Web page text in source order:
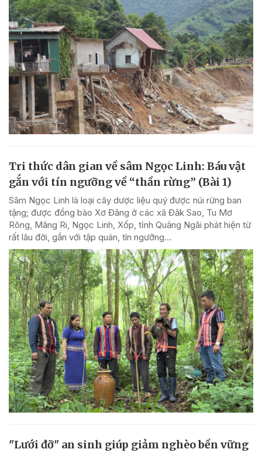
Tri thức dân gian về sâm Ngọc Linh: Báu vật
gắn với tín ngưỡng về “thần rừng” (Bài 1)
Sâm Ngọc Linh là loại cây dược liệu quý được núi rừng ban
tặng; được đồng bào Xơ Đăng ở các xã Đăk Sao, Tu Mơ
Rông, Măng Ri, Ngọc Linh, Xốp, tỉnh Quảng Ngãi phát hiện từ
rất lâu đời, gắn với tập quán, tín ngưỡng...
"Lưới đỡ" an sinh giúp giảm nghèo bền vững